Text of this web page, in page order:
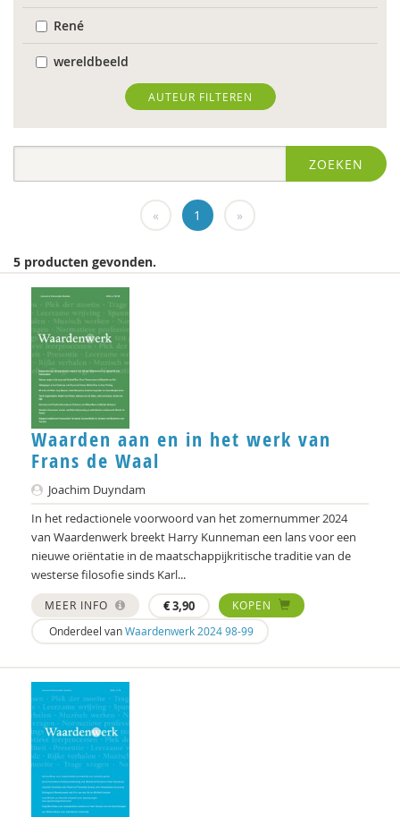
René
wereldbeeld
World Health Organization
Edo (E.H.) Nieweg
Dr. Abdelilah Ljamai (UVH)
Tineke Abma
Frank Adloff
Marian Adriaansen
Jyotsna Agnihotri Gupta
Hans Alma
Carlos Alvarez Pereira
Christa Anbeek
Daan Andriessen
Koen Arts
Jan Baars
Andries Baart
Dieuwertje Bakker
Jan-Hendrik Bakker
René Bakker
Markus Balkenhol
Rob Bartels
AUTEUR FILTEREN
ZOEKEN
« 1 »
5 producten gevonden.
Waarden aan en in het werk van
Frans de Waal
Joachim Duyndam
In het redactionele voorwoord van het zomernummer 2024
van Waardenwerk breekt Harry Kunneman een lans voor een
nieuwe oriëntatie in de maatschappijkritische traditie van de
westerse filosofie sinds Karl...
MEER INFO €3,90
KOPEN
Onderdeel vanWaardenwerk 2024 98-99